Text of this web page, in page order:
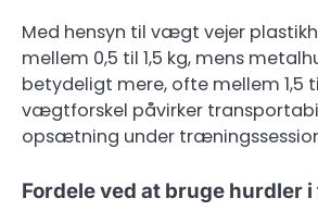
Med hensyn til vægt vejer
mellem 0,5 til 1,5 kg, mens
betydeligt mere, ofte mellem 1,5
vægtforskel påvirker
opsætning under
Fordele ved at bruge hurdler